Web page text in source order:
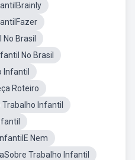
Brasil
No Brasil
Infantil
Roteiro
Infantil
Nem
Trabalho Infantil